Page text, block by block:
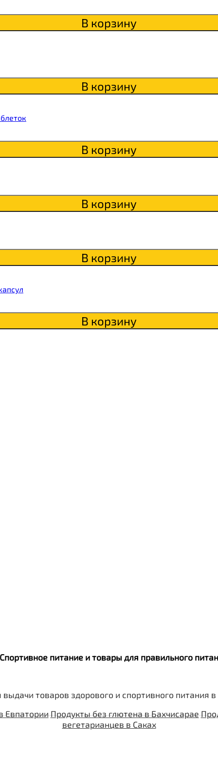
Chikapie
В корзину
В корзину
В корзину
В корзину
В корзину
В корзину
питание и товары для правильного
выдачи товаров здорового и спортивного питания
ЕвпаторииПродукты без глютена в Бахчисарае
вегетарианцев в Саках